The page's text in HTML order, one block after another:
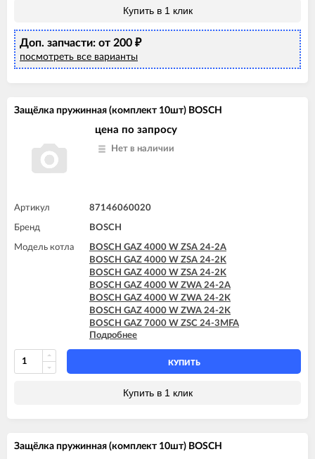
Купить в 1 клик
Доп. запчасти: от 200 ₽
посмотреть все варианты
Защёлка пружинная (комплект 10шт) BOSCH
цена по запросу
Нет в наличии
Артикул 87146060020
Бренд BOSCH
Модель котла
BOSCH GAZ 4000 W ZSA 24-2A
BOSCH GAZ 4000 W ZSA 24-2K
BOSCH GAZ 4000 W ZSA 24-2K
BOSCH GAZ 4000 W ZWA 24-2A
BOSCH GAZ 4000 W ZWA 24-2K
BOSCH GAZ 4000 W ZWA 24-2K
BOSCH GAZ 7000 W ZSC 24-3MFA
BOSCH GAZ 7000 W ZSC 24-3MFK
BOSCH GAZ 7000 W ZSC 35-3MFA
BOSCH GAZ 7000 W ZWC 24-3MFA
BOSCH GAZ 7000 W ZWC 24-3MFK
BOSCH GAZ 7000 W ZWC 28-3MFK
Подробнее
КУПИТЬ
Купить в 1 клик
Защёлка пружинная (комплект 10шт) BOSCH